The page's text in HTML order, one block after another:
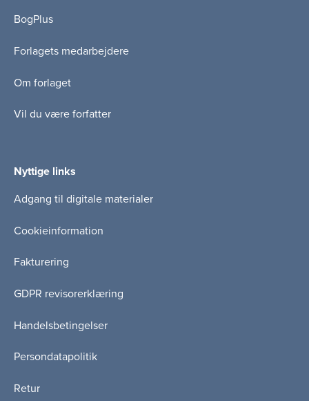
BogPlus
Forlagets medarbejdere
Om forlaget
Vil du være forfatter
Nyttige links
Adgang til digitale materialer
Cookieinformation
Fakturering
GDPR revisorerklæring
Handelsbetingelser
Persondatapolitik
Retur